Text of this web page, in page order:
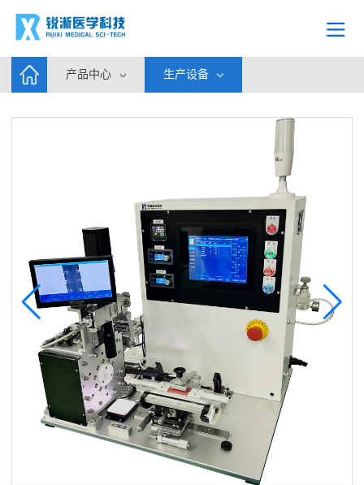
产品中心 生产设备